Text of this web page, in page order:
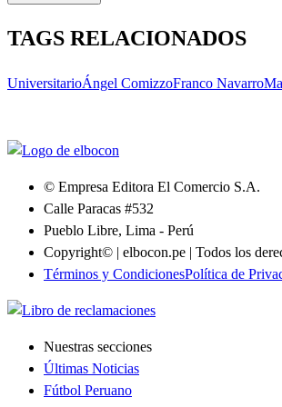
TAGS RELACIONADOS
UniversitarioÁngel ComizzoFranco Navarro
© Empresa Editora El Comercio S.A.
Calle Paracas #532
Pueblo Libre, Lima - Perú
Copyright© | elbocon.pe | Todos los
Términos y CondicionesPolítica de
Nuestras secciones
Últimas Noticias
Fútbol Peruano